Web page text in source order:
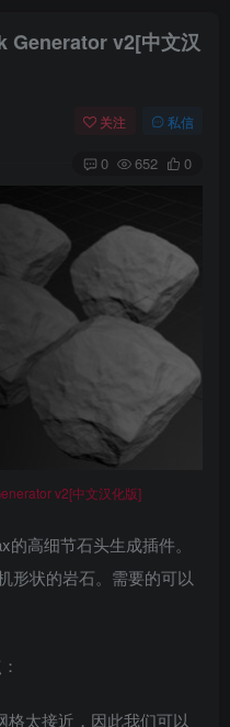
Generator v2[中文汉
关注 私信
0 652 0
v2[中文汉化版]
高细节石头生成插件。
形状的岩石。需要的可以
格太接近，因此我们可以